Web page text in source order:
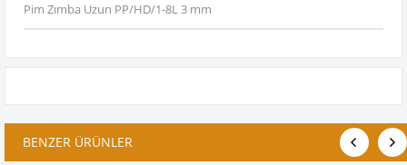
Pim Zımba Uzun PP/HD/1-8L 3 mm
BENZER ÜRÜNLER